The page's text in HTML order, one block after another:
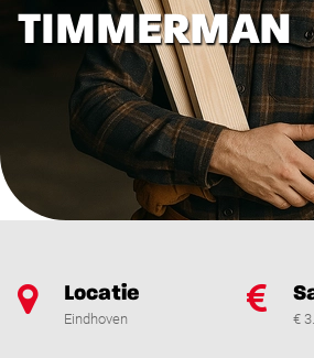
TIMMERMAN
Locatie
Eindhoven €